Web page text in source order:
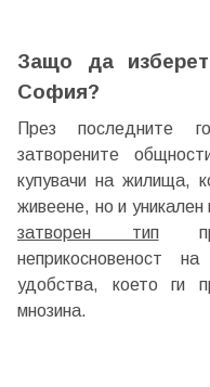
Защо да
София?
През последните
затворените
купувачи на жилища,
живеене, но и уникален
затворен тип
неприкосновеност
удобства, което ги
мнозина.